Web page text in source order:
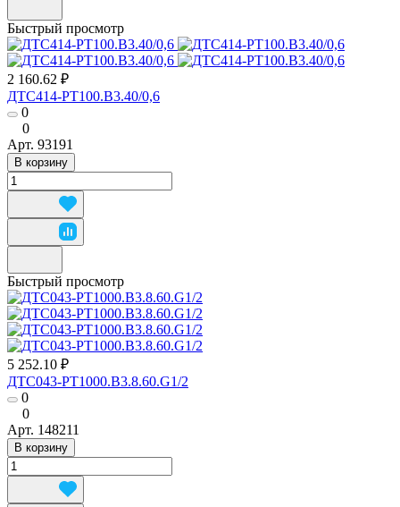
Быстрый просмотр
2 160.62 ₽
ДТС414-РТ100.В3.40/0,6
0
0
Арт. 93191
В корзину
Быстрый просмотр
5 252.10 ₽
ДТС043-РТ1000.В3.8.60.G1/2
0
0
Арт. 148211
В корзину